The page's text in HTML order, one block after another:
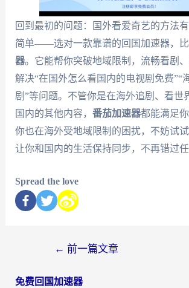
回到最初的问题：国外看爱奇艺的方法
简单——选对一款靠谱的回国加速器，
器。它能帮你突破地域限制，流畅看剧
解决“在国外怎么看国内的电视剧免费”“
剧”等问题。不管你是在海外追剧、看世
国内的其他内容， 番茄加速器都能满足
你也在海外受地域限制的困扰，不妨试试
让你和国内的生活保持同步，不再错过任
Spread the love
← 前一篇文章
免费回国加速器